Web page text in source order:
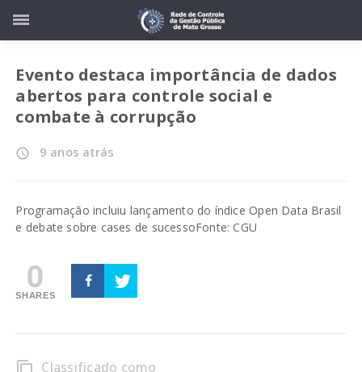
Evento destaca importância de dados
abertos para controle social e
combate à corrupção
access_time 9 anos atrás
Programação incluiu lançamento do índice Open Data Brasil
e debate sobre cases de sucessoFonte: CGU
0
SHARES
Classificado como